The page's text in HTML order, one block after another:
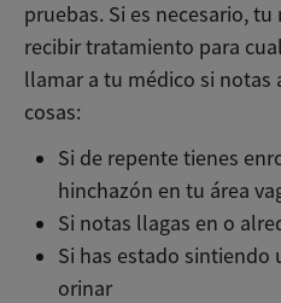
pruebas. Si es necesario,
recibir tratamiento para
llamar a tu médico si notas
cosas:
Si de repente tienes
hinchazón en tu área
Si notas llagas en o
Si has estado sintiendo
orinar